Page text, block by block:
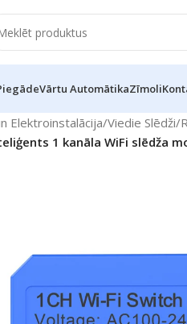
Vārtu AutomātikaZīmoli
Elektroinstalācija/Viedie Slēdži/
1 kanāla WiFi slēdža